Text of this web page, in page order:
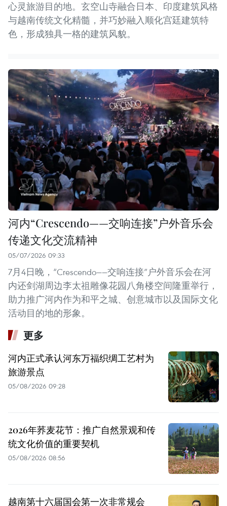
心灵旅游目的地。玄空山寺融合日本、印度建筑风格
与越南传统文化精髓，并巧妙融入顺化宫廷建筑特
色，形成独具一格的建筑风貌。
河内“Crescendo——交响连接”户外音乐会
传递文化交流精神
05/07/2026 09:33
7月4日晚，“Crescendo——交响连接”户外音乐会在河
内还剑湖周边李太祖雕像花园八角楼空间隆重举行，
助力推广河内作为和平之城、创意城市以及国际文化
活动目的地的形象。
更多
河内正式承认河东万福织绸工艺村为
旅游景点
05/08/2026 09:28
2026年荞麦花节：推广自然景观和传
统文化价值的重要契机
05/08/2026 08:56
越南第十六届国会第一次非常规会